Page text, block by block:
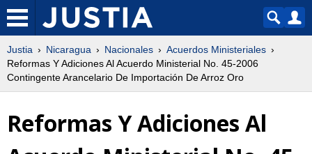
Justia Nicaragua Nacionales
Acuerdos Ministeriales
Reformas Y Adiciones Al Acuerdo Ministerial No. 45-2006
Contingente Arancelario De Importación De Arroz Oro
Reformas Y Adiciones Al